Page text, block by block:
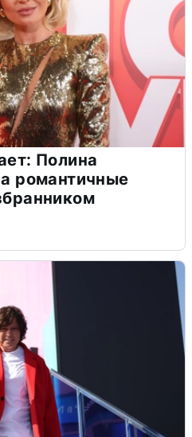
Полина
романтичные